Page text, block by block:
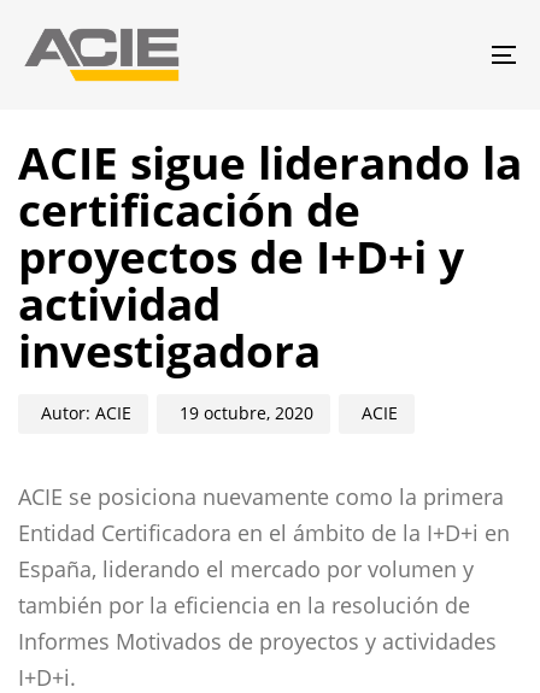
links
primary
to
content
ACIE sigue liderando la
certificación de
proyectos de I+D+i y
actividad
investigadora
Autor: ACIE
on:
19 octubre, 2020
in:
ACIE
ACIE se posiciona nuevamente como la primera
Entidad Certificadora en el ámbito de la I+D+i en
España, liderando el mercado por volumen y
también por la eficiencia en la resolución de
Informes Motivados de proyectos y actividades
I+D+i.